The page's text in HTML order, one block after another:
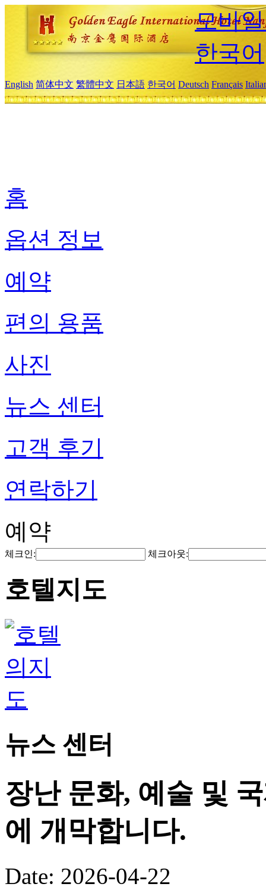
모바
한국어
English 简体中文 繁體中文 日本語 한국어 Deutsch Français
홈
옵션 정보
예약
편의 용품
사진
뉴스 센터
고객 후기
연락하기
예약
체크인: 체크아웃:
호텔지도
뉴스 센터
장난 문화, 예술 및
에 개막합니다.
Date: 2026-04-22